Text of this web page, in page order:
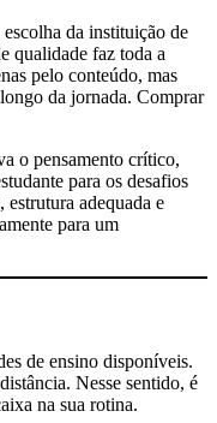
da instituição de
qualidade faz toda a
pelo conteúdo, mas
da jornada. Comprar
o pensamento crítico,
para os desafios
adequada e
para um
de ensino disponíveis.
Nesse sentido, é
na sua rotina.